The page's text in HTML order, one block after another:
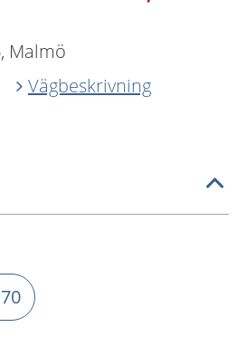
Malmö
Vägbeskrivning